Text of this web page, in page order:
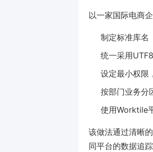
以一家国际电商
制定标准库名
统一采用
设定最小权限
按部门业务分
使用Worktile
该做法通过清晰
同平台的数据追